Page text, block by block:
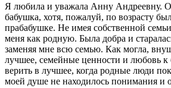
Я любила и уважала Анну Андреевну.
бабушка, хотя, пожалуй, по возрасту
прабабушке. Не имея собственной
меня как родную. Была добра и
заменяя мне всю семью. Как могла,
лучшее, семейные ценности и любовь
верить в лучшее, когда родные люди
моей душе не находилось понимания и